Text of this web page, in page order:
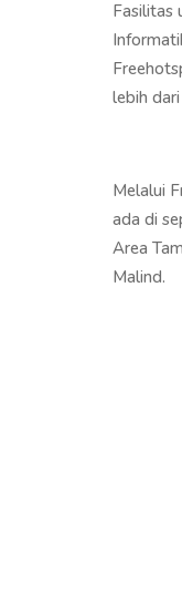
Fasilitas
lebih
Melalui
ada di
Area
Malind.